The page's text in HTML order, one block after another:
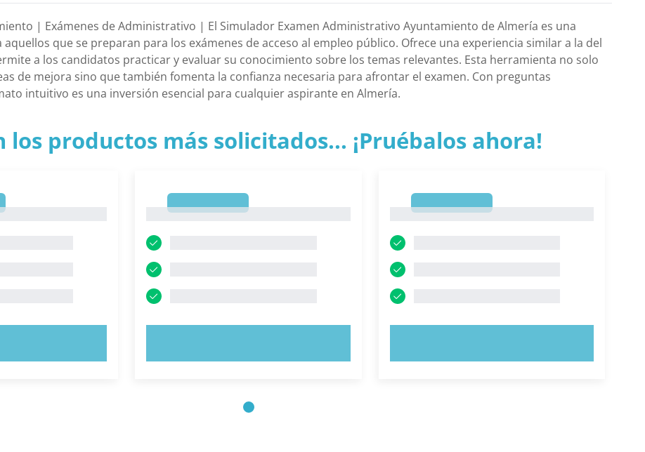
| Exámenes de Administrativo | El Simulador Examen Administrativo Ayuntamiento de Almería es una
que se preparan para los exámenes de acceso al empleo público. Ofrece una experiencia similar a la del
a los candidatos practicar y evaluar su conocimiento sobre los temas relevantes. Esta herramienta no solo
de mejora sino que también fomenta la confianza necesaria para afrontar el examen. Con preguntas
intuitivo es una inversión esencial para cualquier aspirante en Almería.
los productos más solicitados... ¡Pruébalos ahora!